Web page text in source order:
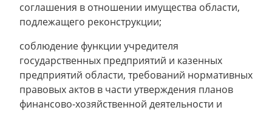
соглашения в отношении имущества области,
подлежащего реконструкции;
соблюдение функции учредителя
государственных предприятий и казенных
предприятий области, требований нормативных
правовых актов в части утверждения планов
финансово-хозяйственной деятельности и